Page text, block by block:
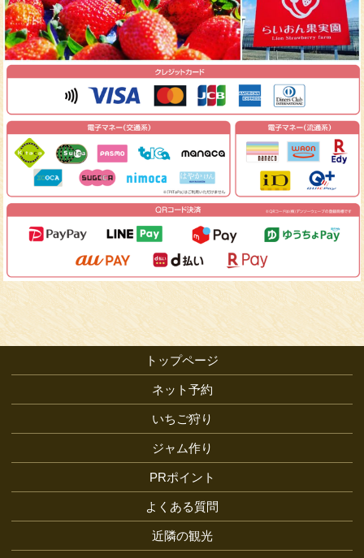
トップページ
ネット予約
いちご狩り
ジャム作り
PRポイント
よくある質問
近隣の観光